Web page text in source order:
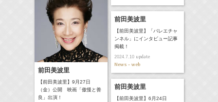
前田美波里
【前田美波里】9月27日
（金）公開 映画「傲慢と善
良」出演！
前田美波里
【前田美波里】「バレエチャ
ンネル」にインタビュー記事
掲載！
2024.7.10update
News - web
前田美波里
【前田美波里】6月24日